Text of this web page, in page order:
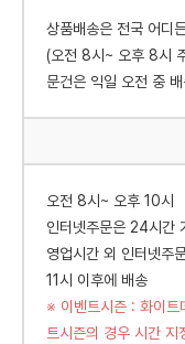
상품배송은 전국 어디
(오전 8시~ 오후 8시
문건은 익일 오전 중
오전 8시~ 오후 10시
인터넷주문은 24시간
영업시간 외 인터넷주
11시 이후에 배송
※ 이벤트시즌 : 화이트
트시즌의 경우 시간 지